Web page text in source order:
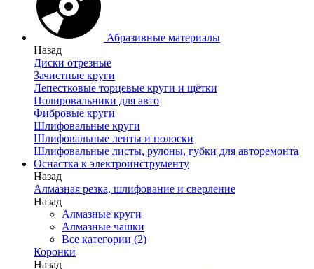
Абразивные материалы
Назад
Диски отрезные
Зачистные круги
Лепестковые торцевые круги и щётки
Полировальники для авто
Фибровые круги
Шлифовальные круги
Шлифовальные ленты и полоски
Шлифовальные листы, рулоны, губки для авторемонта
Оснастка к электроинструменту
Назад
Алмазная резка, шлифование и сверление
Назад
Алмазные круги
Алмазные чашки
Все категории (2)
Коронки
Назад